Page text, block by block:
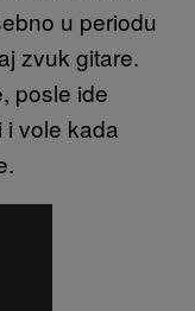
u periodu
zvuk gitare.
posle ide
vole kada